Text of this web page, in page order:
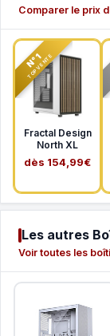
Comparer le prix
N°1
TOP VENTE
Fractal Design
North XL
dès 154,99€
Les autres
Voir toutes les